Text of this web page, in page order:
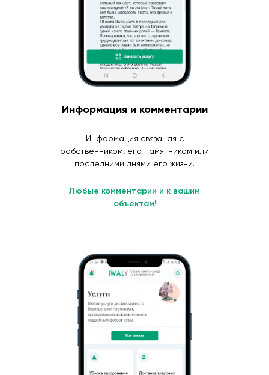
Информация и комментарии
Информация связаная с
робственником, его памятником или
последними днями его жизни.
Любые комментарии и к вашим
объектам!